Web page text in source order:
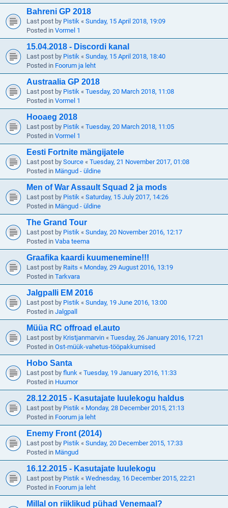
Bahreni GP 2018
Last post by Pistik « Sunday, 15 April 2018, 19:09
Posted in Vormel 1
15.04.2018 - Discordi kanal
Last post by Pistik « Sunday, 15 April 2018, 18:40
Posted in Foorum ja leht
Austraalia GP 2018
Last post by Pistik « Tuesday, 20 March 2018, 11:08
Posted in Vormel 1
Hooaeg 2018
Last post by Pistik « Tuesday, 20 March 2018, 11:05
Posted in Vormel 1
Eesti Fortnite mängijatele
Last post by Source « Tuesday, 21 November 2017, 01:08
Posted in Mängud - üldine
Men of War Assault Squad 2 ja mods
Last post by Pistik « Saturday, 15 July 2017, 14:26
Posted in Mängud - üldine
The Grand Tour
Last post by Pistik « Sunday, 20 November 2016, 12:17
Posted in Vaba teema
Graafika kaardi kuumenemine!!!
Last post by Raits « Monday, 29 August 2016, 13:19
Posted in Tarkvara
Jalgpalli EM 2016
Last post by Pistik « Sunday, 19 June 2016, 13:00
Posted in Jalgpall
Müüa RC offroad el.auto
Last post by Kristjanmarvin « Tuesday, 26 January 2016, 17:21
Posted in Ost-müük-vahetus-tööpakkumised
Hobo Santa
Last post by flunk « Tuesday, 19 January 2016, 11:33
Posted in Huumor
28.12.2015 - Kasutajate luulekogu haldus
Last post by Pistik « Monday, 28 December 2015, 21:13
Posted in Foorum ja leht
Enemy Front (2014)
Last post by Pistik « Sunday, 20 December 2015, 17:33
Posted in Mängud
16.12.2015 - Kasutajate luulekogu
Last post by Pistik « Wednesday, 16 December 2015, 22:21
Posted in Foorum ja leht
Millal on riiklikud pühad Venemaal?